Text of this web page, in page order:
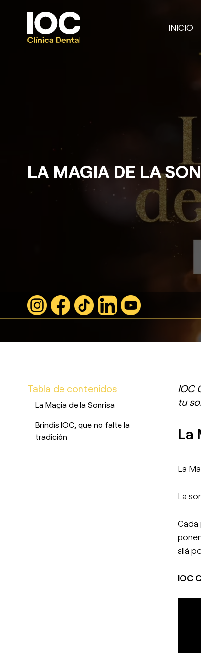
INICIO
LA MAGIA DE LA
Tabla de contenidos
La Magia de la Sonrisa
Brindis IOC, que no falte la
tradición
IOC
tu
La
La
La
Cada
allá
IOC